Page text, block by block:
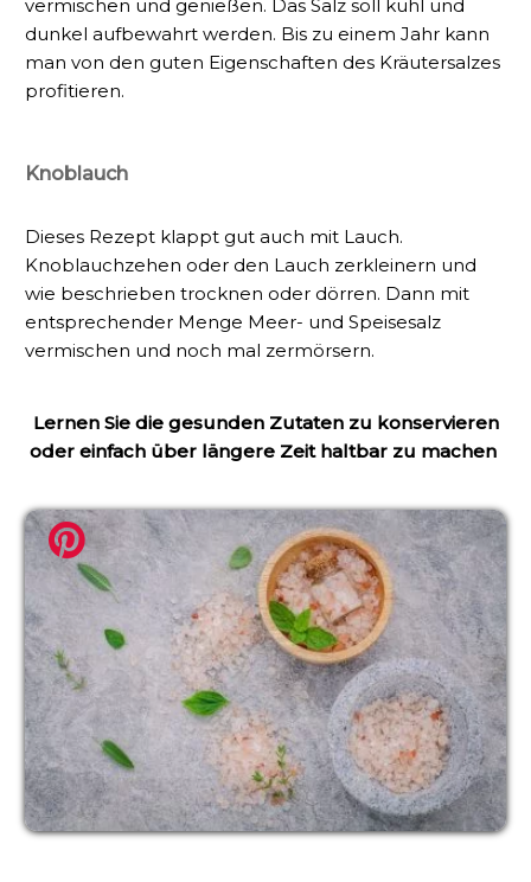
vermischen und genießen. Das Salz soll kühl und
dunkel aufbewahrt werden. Bis zu einem Jahr kann
man von den guten Eigenschaften des Kräutersalzes
profitieren.
Knoblauch
Dieses Rezept klappt gut auch mit Lauch.
Knoblauchzehen oder den Lauch zerkleinern und
wie beschrieben trocknen oder dörren. Dann mit
entsprechender Menge Meer- und Speisesalz
vermischen und noch mal zermörsern.
Lernen Sie die gesunden Zutaten zu konservieren
oder einfach über längere Zeit haltbar zu machen